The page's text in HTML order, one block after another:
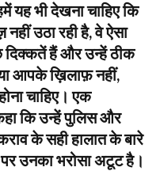
यह भी देखना चाहिए कि
उठा रही है, वे ऐसा
दिक्कतें हैं और उन्हें ठीक
आपके ख़िलाफ़ नहीं,
चाहिए। एक
कि उन्हें पुलिस और
के सही हालात के बारे
उनका भरोसा अटूट है।